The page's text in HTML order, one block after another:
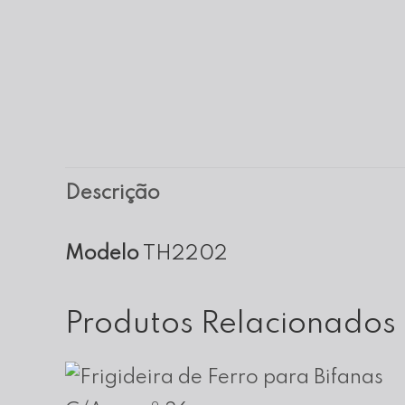
Descrição
Modelo TH2202
Produtos Relacionados